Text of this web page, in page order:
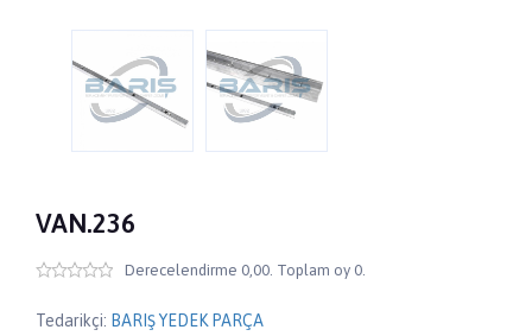
VAN.236
Derecelendirme 0,00. Toplam oy 0.
Tedarikçi: BARIŞ YEDEK PARÇA